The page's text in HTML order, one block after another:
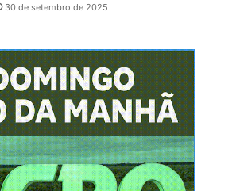
30 de setembro de 2025